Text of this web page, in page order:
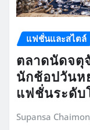
แฟชั่นและสไตล์
ตลาดนัดจตุ
นักช้อปวันห
แฟชั่นระดับ
Supansa